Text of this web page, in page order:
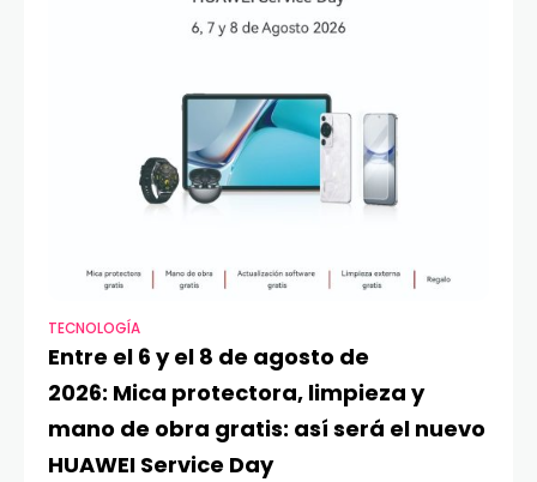
TECNOLOGÍA
Entre el 6 y el 8 de agosto de
2026: Mica protectora, limpieza y
mano de obra gratis: así será el nuevo
HUAWEI Service Day